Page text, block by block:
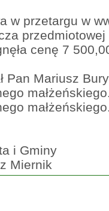
w przetargu w
cenę 7
Pan Mariusz
i Gminy
Miernik